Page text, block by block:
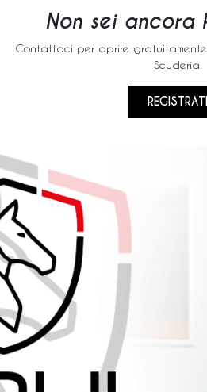
Non sei ancora
Contattaci per aprire
Scuderia!
REGISTRATI